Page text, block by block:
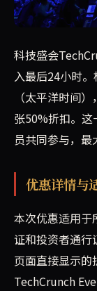
TechCrunch
科技盛会
入最后24小时
（太平洋时间
张50%折扣。
员共同参与，最
优惠详情与
本次优惠适用于
证和投资者通行
页面直接显示的
TechCrunch